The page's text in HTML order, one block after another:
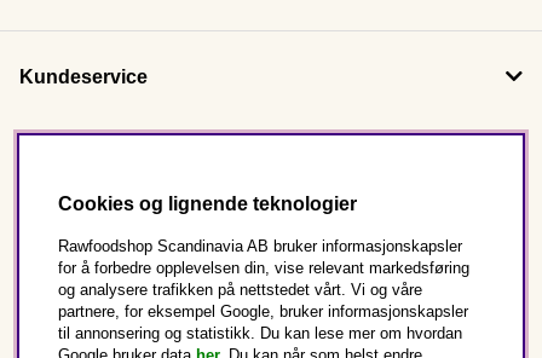
Kundeservice
Dette er Rawfoodshop
Norge
Cookies og lignende teknologier
Rawfoodshop Scandinavia AB bruker informasjonskapsler
for å forbedre opplevelsen din, vise relevant markedsføring
og analysere trafikken på nettstedet vårt. Vi og våre
partnere, for eksempel Google, bruker informasjonskapsler
til annonsering og statistikk. Du kan lese mer om hvordan